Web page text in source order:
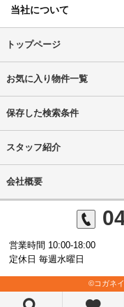
当社について
トップページ
お気に入り物件一覧
保存した検索条件
スタッフ紹介
会社概要
営業時間 10:00-18:00
定休日 毎週水曜日
©コガネ